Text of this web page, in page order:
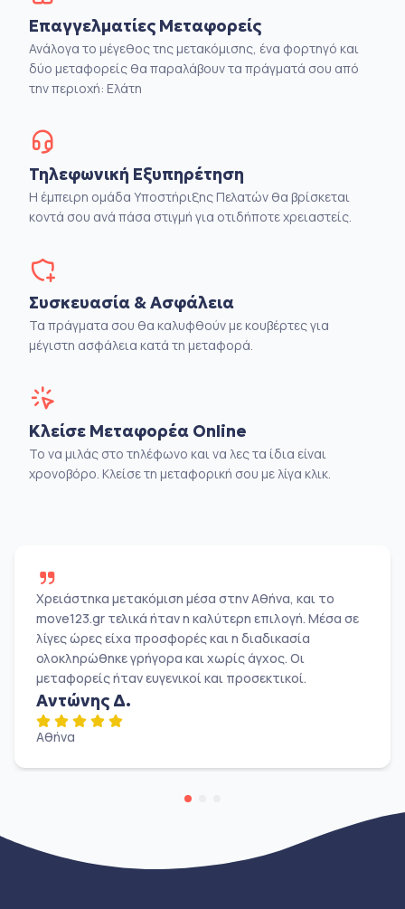
Επαγγελματίες Μεταφορείς
Ανάλογα το μέγεθος της μετακόμισης, ένα φορτηγό και
δύο μεταφορείς θα παραλάβουν τα πράγματά σου από
την περιοχή: Ελάτη
Τηλεφωνική Εξυπηρέτηση
Η έμπειρη ομάδα Υποστήριξης Πελατών θα βρίσκεται
κοντά σου ανά πάσα στιγμή για οτιδήποτε χρειαστείς.
Συσκευασία & Ασφάλεια
Τα πράγματα σου θα καλυφθούν με κουβέρτες για
μέγιστη ασφάλεια κατά τη μεταφορά.
Κλείσε Μεταφορέα Online
Το να μιλάς στο τηλέφωνο και να λες τα ίδια είναι
χρονοβόρο. Κλείσε τη μεταφορική σου με λίγα κλικ.
Χρειάστηκα μετακόμιση μέσα στην Αθήνα, και το
move123.gr τελικά ήταν η καλύτερη επιλογή. Μέσα σε
λίγες ώρες είχα προσφορές και η διαδικασία
ολοκληρώθηκε γρήγορα και χωρίς άγχος. Οι
μεταφορείς ήταν ευγενικοί και προσεκτικοί.
Αντώνης Δ.
Αθήνα